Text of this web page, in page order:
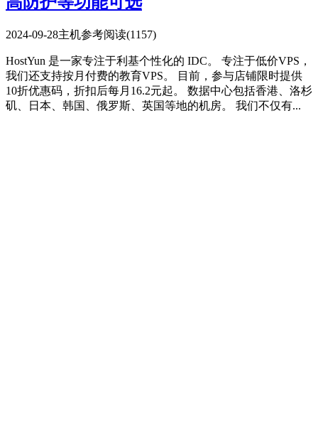
2024-09-28主机参考阅读(1157)
HostYun 是一家专注于利基个性化的 IDC。 专注于低价VPS，
我们还支持按月付费的教育VPS。 目前，参与店铺限时提供
10折优惠码，折扣后每月16.2元起。 数据中心包括香港、洛杉
矶、日本、韩国、俄罗斯、英国等地的机房。 我们不仅有...